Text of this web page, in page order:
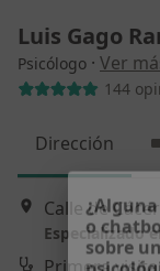
Luis Gago
Psicólogo · Ver
144
Dirección
¿Alguna
o